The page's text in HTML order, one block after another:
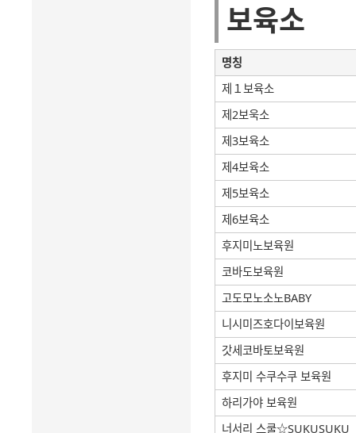
보육소
명칭
제１보육소
제2보욱소
제3보육소
제4보육소
제5보육소
제6보육소
후지미노보육원
코바도보육원
고도모노소노BABY
니시미즈호다이보육원
갓세코바토보육원
후지미 수쿠수쿠 보육원
하리가야 보육원
너서리 스쿨☆SUKUSUKU